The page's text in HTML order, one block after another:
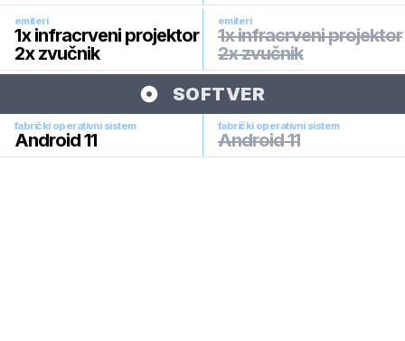
emiteri
1x infracrveni projektor
2x zvučnik
emiteri
1x infracrveni projektor
2x zvučnik
SOFTVER
fabrički operativni sistem
Android 11
fabrički operativni sistem
Android 11